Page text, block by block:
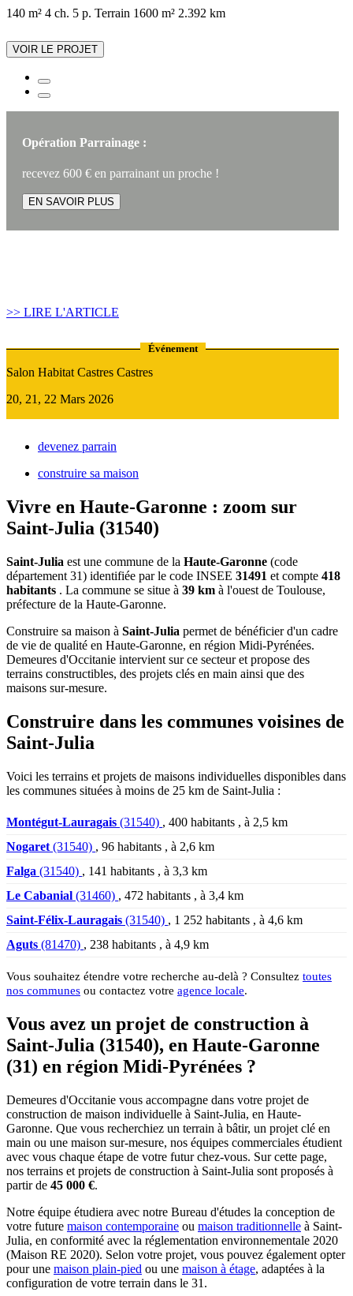
140 m² 4 ch. 5 p. Terrain 1600 m² 2.392 km
VOIR LE PROJET
Opération Parrainage :
recevez 600 € en parrainant un proche !
EN SAVOIR PLUS
>> LIRE L'ARTICLE
Événement
Salon Habitat Castres Castres
20, 21, 22 Mars 2026
devenez parrain
construire sa maison
Vivre en Haute-Garonne : zoom sur
Saint-Julia (31540)
Saint-Julia est une commune de la Haute-Garonne (code
département 31) identifiée par le code INSEE 31491 et compte 418
habitants . La commune se situe à 39 km à l'ouest de Toulouse,
préfecture de la Haute-Garonne.
Construire sa maison à Saint-Julia permet de bénéficier d'un cadre
de vie de qualité en Haute-Garonne, en région Midi-Pyrénées.
Demeures d'Occitanie intervient sur ce secteur et propose des
terrains constructibles, des projets clés en main ainsi que des
maisons sur-mesure.
Construire dans les communes voisines de
Saint-Julia
Voici les terrains et projets de maisons individuelles disponibles dans
les communes situées à moins de 25 km de Saint-Julia :
Montégut-Lauragais (31540) , 400 habitants , à 2,5 km
Nogaret (31540) , 96 habitants , à 2,6 km
Falga (31540) , 141 habitants , à 3,3 km
Le Cabanial (31460) , 472 habitants , à 3,4 km
Saint-Félix-Lauragais (31540) , 1 252 habitants , à 4,6 km
Aguts (81470) , 238 habitants , à 4,9 km
Vous souhaitez étendre votre recherche au-delà ? Consultez toutes
nos communes ou contactez votre agence locale.
Vous avez un projet de construction à
Saint-Julia (31540), en Haute-Garonne
(31) en région Midi-Pyrénées ?
Demeures d'Occitanie vous accompagne dans votre projet de
construction de maison individuelle à Saint-Julia, en Haute-
Garonne. Que vous recherchiez un terrain à bâtir, un projet clé en
main ou une maison sur-mesure, nos équipes commerciales étudient
avec vous chaque étape de votre futur chez-vous. Sur cette page,
nos terrains et projets de construction à Saint-Julia sont proposés à
partir de 45 000 €.
Notre équipe étudiera avec notre Bureau d'études la conception de
votre future maison contemporaine ou maison traditionnelle à Saint-
Julia, en conformité avec la réglementation environnementale 2020
(Maison RE 2020). Selon votre projet, vous pouvez également opter
pour une maison plain-pied ou une maison à étage, adaptées à la
configuration de votre terrain dans le 31.